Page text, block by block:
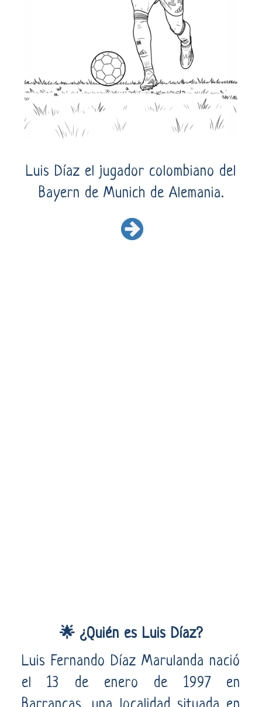
Luis Díaz el jugador colombiano del
Bayern de Munich de Alemania.
🌟 ¿Quién es Luis Díaz?
Luis Fernando Díaz Marulanda nació
el 13 de enero de 1997 en